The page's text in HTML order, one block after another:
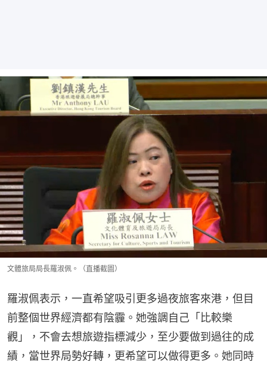
文體旅局局長羅淑佩。（直播截圖）
羅淑佩表示，一直希望吸引更多過夜旅客來港，但目
前整個世界經濟都有陰霾。她強調自己「比較樂
觀」，不會去想旅遊指標減少，至少要做到過往的成
績，當世界局勢好轉，更希望可以做得更多。她同時